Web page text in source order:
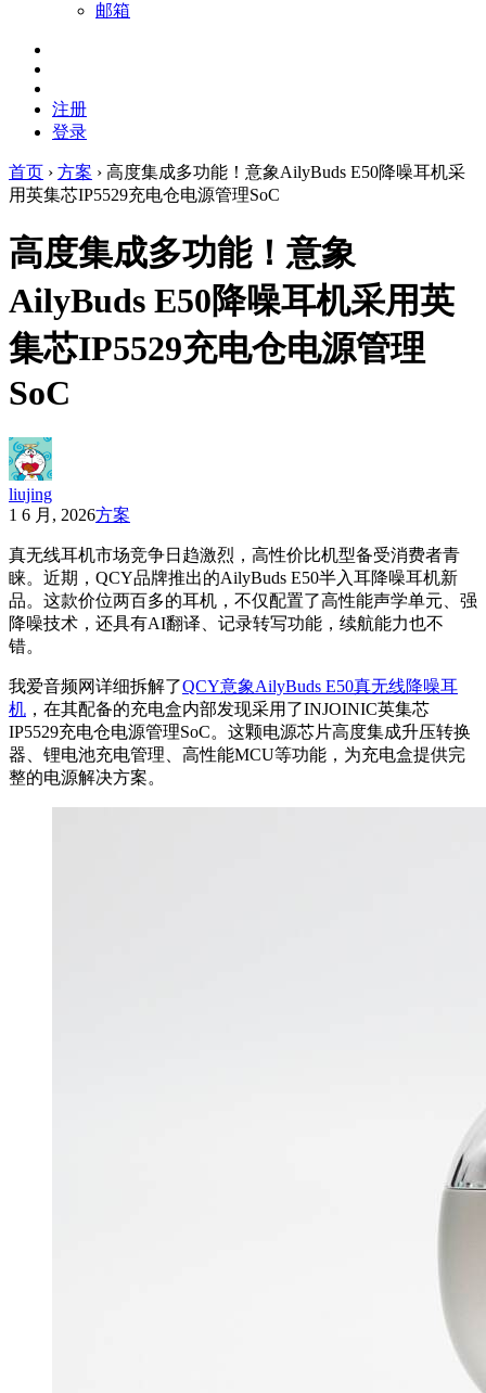
邮箱
注册
登录
首页 › 方案 › 高度集成多功能！意象AilyBuds E50降噪耳机采
用英集芯IP5529充电仓电源管理SoC
高度集成多功能！意象
AilyBuds E50降噪耳机采用英
集芯IP5529充电仓电源管理
SoC
liujing
1 6 月, 2026方案
真无线耳机市场竞争日趋激烈，高性价比机型备受消费者青
睐。近期，QCY品牌推出的AilyBuds E50半入耳降噪耳机新
品。这款价位两百多的耳机，不仅配置了高性能声学单元、强
降噪技术，还具有AI翻译、记录转写功能，续航能力也不
错。
我爱音频网详细拆解了QCY意象AilyBuds E50真无线降噪耳
机 ，在其配备的充电盒内部发现采用了INJOINIC英集芯
IP5529充电仓电源管理SoC。这颗电源芯片高度集成升压转换
器、锂电池充电管理、高性能MCU等功能，为充电盒提供完
整的电源解决方案。